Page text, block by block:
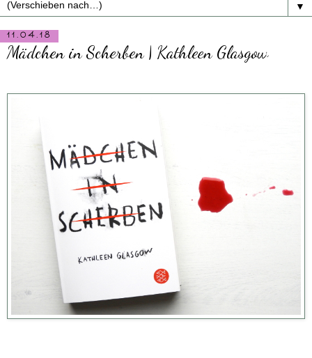
▼
11.04.18
Mädchen in Scherben | Kathleen Glasgow